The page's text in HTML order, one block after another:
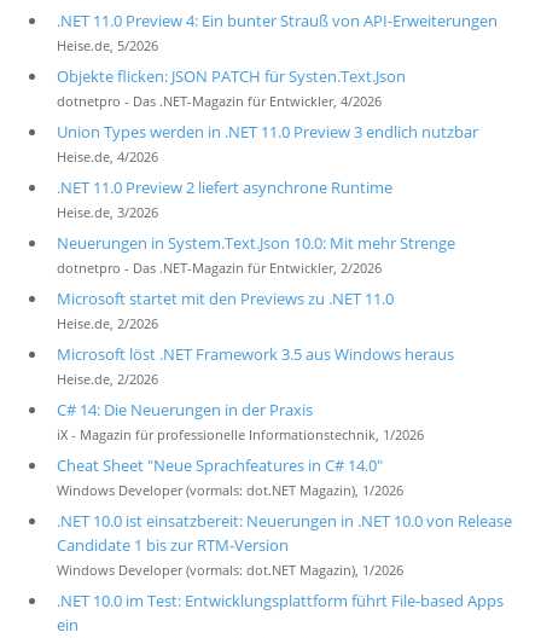
.NET 11.0 Preview 4: Ein bunter Strauß von API-Erweiterungen
Heise.de, 5/2026
Objekte flicken: JSON PATCH für Systen.Text.Json
dotnetpro - Das .NET-Magazin für Entwickler, 4/2026
Union Types werden in .NET 11.0 Preview 3 endlich nutzbar
Heise.de, 4/2026
.NET 11.0 Preview 2 liefert asynchrone Runtime
Heise.de, 3/2026
Neuerungen in System.Text.Json 10.0: Mit mehr Strenge
dotnetpro - Das .NET-Magazin für Entwickler, 2/2026
Microsoft startet mit den Previews zu .NET 11.0
Heise.de, 2/2026
Microsoft löst .NET Framework 3.5 aus Windows heraus
Heise.de, 2/2026
C# 14: Die Neuerungen in der Praxis
iX - Magazin für professionelle Informationstechnik, 1/2026
Cheat Sheet "Neue Sprachfeatures in C# 14.0"
Windows Developer (vormals: dot.NET Magazin), 1/2026
.NET 10.0 ist einsatzbereit: Neuerungen in .NET 10.0 von Release
Candidate 1 bis zur RTM-Version
Windows Developer (vormals: dot.NET Magazin), 1/2026
.NET 10.0 im Test: Entwicklungsplattform führt File-based Apps
ein